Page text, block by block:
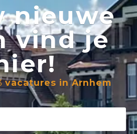
nieuwe
vind je
vacatures in Arnhem